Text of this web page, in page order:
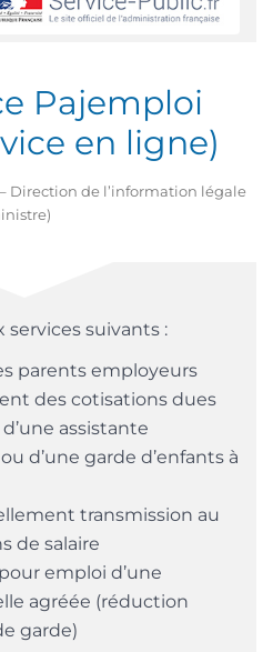
Pajemploi
en ligne)
Direction de l’information légale
services suivants :
parents employeurs
des cotisations dues
assistante
d’une garde d’enfants à
transmission au
de salaire
emploi d’une
agréée (réduction
garde)